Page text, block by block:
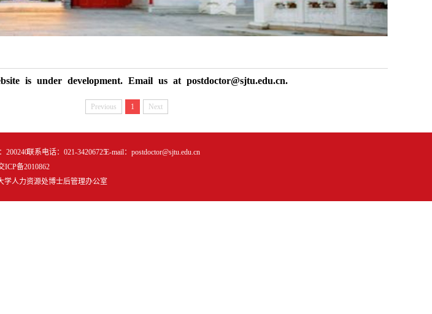
is under development. Email us at postdoctor@sjtu.edu.cn.
Previous 1 Next
联系电话：021-34206725 E-mail：postdoctor@sjtu.edu.cn
ICP备2010862
学人力资源处博士后管理办公室